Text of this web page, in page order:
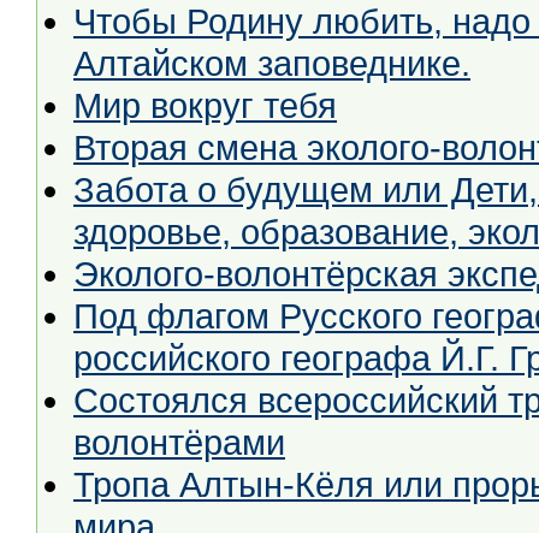
Чтобы Родину любить, надо её знать, или
Алтайском заповеднике.
Мир вокруг тебя
Вторая смена эколого-
Забота о будущем или Дети, молодёжь и окружающая среда:
здоровье, образование,
Эколого-волонтёрская
Под флагом Русского
российского географа Й.Г.
Состоялся всероссийский
волонтёрами
Тропа Алтын-Кёля или